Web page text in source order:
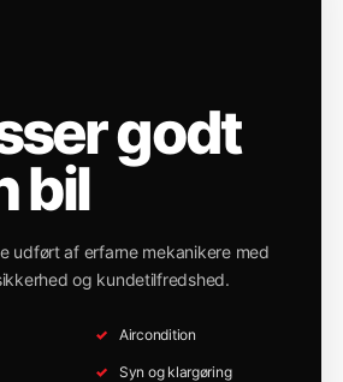
godt
bil
udført af erfarne mekanikere med
og kundetilfredshed.
Aircondition
Syn og klargøring